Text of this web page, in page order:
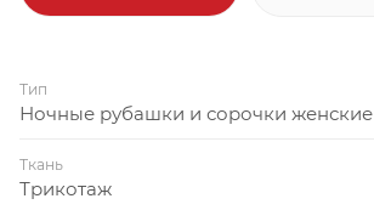
Тип
Ночные рубашки и сорочки женские
Ткань
Трикотаж